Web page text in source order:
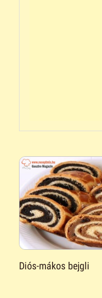
Diós-mákos bejgli